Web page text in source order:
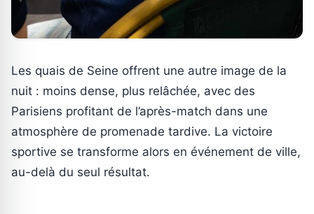
Les quais de Seine offrent une autre image de la
nuit : moins dense, plus relâchée, avec des
Parisiens profitant de l’après-match dans une
atmosphère de promenade tardive. La victoire
sportive se transforme alors en événement de ville,
au-delà du seul résultat.